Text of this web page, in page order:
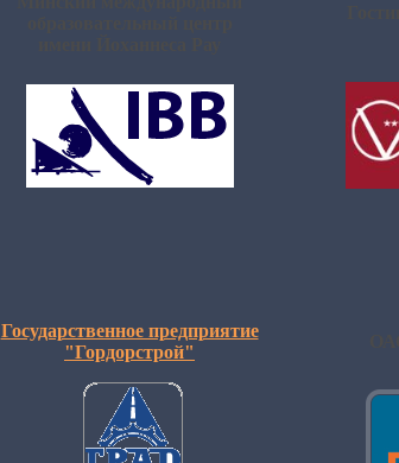
Государственное предприятие
"Гордорстрой"